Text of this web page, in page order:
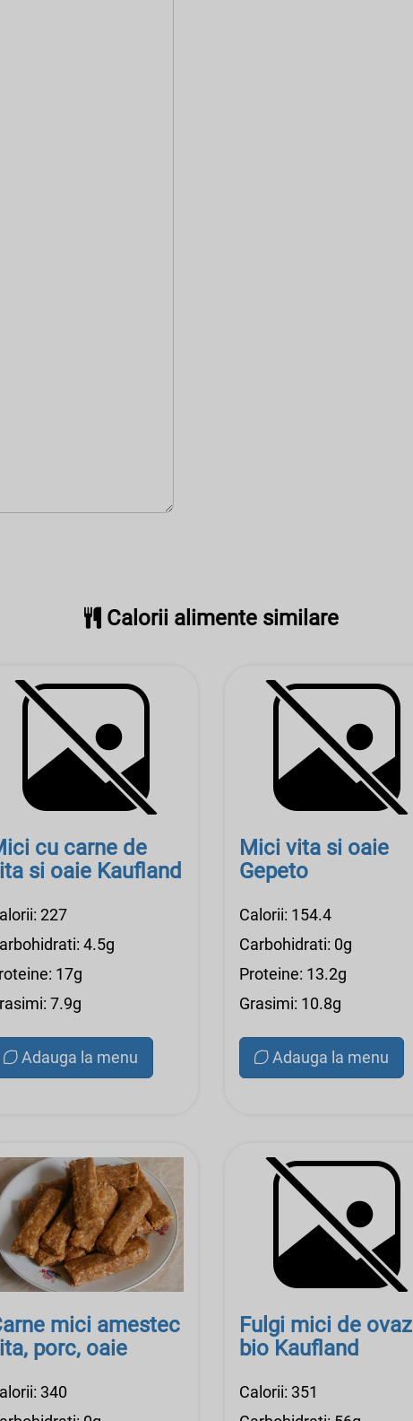
Calorii alimente similare
cu carne de
si oaie Kaufland
227
4.5g
17g
7.9g
Adauga la menu
Mici vita si oaie
Gepeto
Calorii: 154.4
Carbohidrati: 0g
Proteine: 13.2g
Grasimi: 10.8g
Adauga la menu
mici amestec
porc, oaie
340
Fulgi mici de ovaz
bio Kaufland
Calorii: 351